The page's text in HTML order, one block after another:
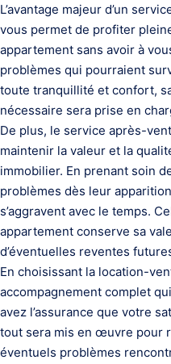
L’avantage majeur d’un
vous permet de profiter
appartement sans avoir à
problèmes qui pourraient
toute tranquillité et confort,
nécessaire sera prise en
De plus, le service après-
maintenir la valeur et la
immobilier. En prenant soin
problèmes dès leur
s’aggravent avec le temps.
appartement conserve sa
d’éventuelles reventes
En choisissant la location-
accompagnement complet
avez l’assurance que votre
tout sera mis en œuvre pour
éventuels problèmes